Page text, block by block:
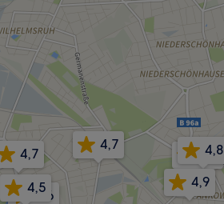
4,6
4,7
4,7 4,8
4,5 4,9
4,7